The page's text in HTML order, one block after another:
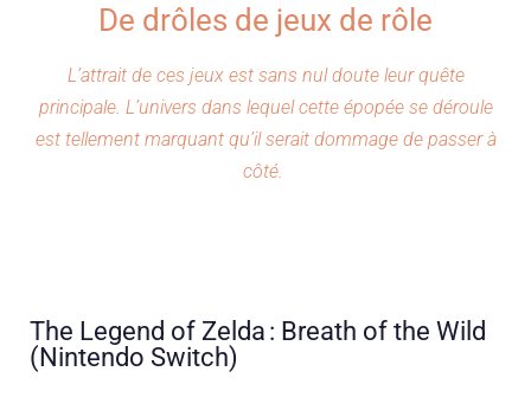
De drôles de jeux de rôle
L’attrait de ces jeux est sans nul doute leur quête
principale. L’univers dans lequel cette épopée se déroule
est tellement marquant qu’il serait dommage de passer à
côté.
The Legend of Zelda : Breath of the Wild
(Nintendo Switch)